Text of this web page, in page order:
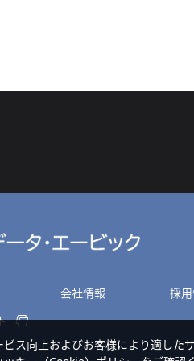
会社情報 採
ス向上およびお客様により適した